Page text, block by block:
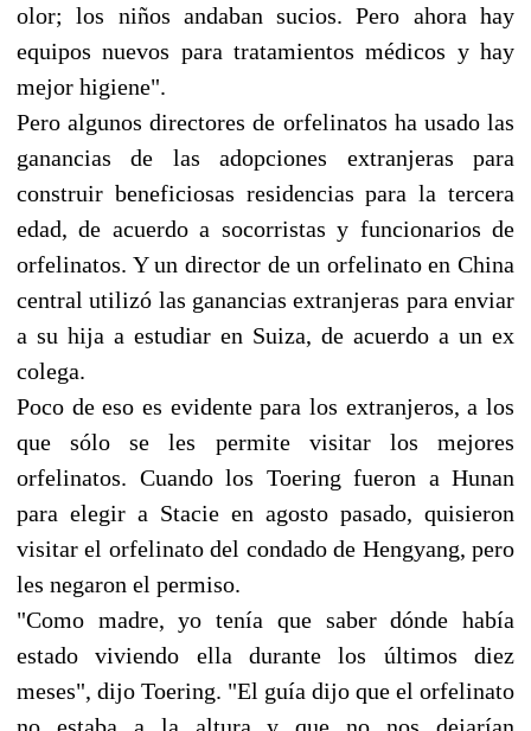
olor; los niños andaban sucios. Pero ahora hay
equipos nuevos para tratamientos médicos y hay
mejor higiene".
Pero algunos directores de orfelinatos ha usado las
ganancias de las adopciones extranjeras para
construir beneficiosas residencias para la tercera
edad, de acuerdo a socorristas y funcionarios de
orfelinatos. Y un director de un orfelinato en China
central utilizó las ganancias extranjeras para enviar
a su hija a estudiar en Suiza, de acuerdo a un ex
colega.
Poco de eso es evidente para los extranjeros, a los
que sólo se les permite visitar los mejores
orfelinatos. Cuando los Toering fueron a Hunan
para elegir a Stacie en agosto pasado, quisieron
visitar el orfelinato del condado de Hengyang, pero
les negaron el permiso.
"Como madre, yo tenía que saber dónde había
estado viviendo ella durante los últimos diez
meses", dijo Toering. "El guía dijo que el orfelinato